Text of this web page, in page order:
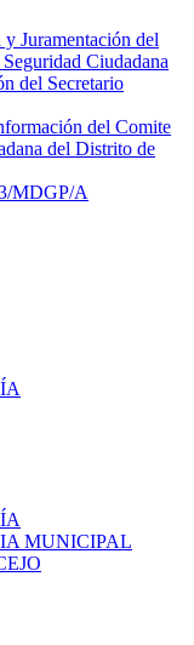
Juramentación del
Ciudadana
del Secretario
del Comite
del Distrito de
MDGP/A
MUNICIPAL